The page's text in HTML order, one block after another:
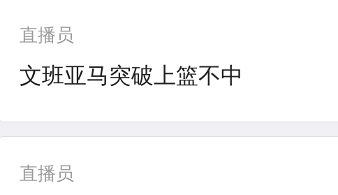
直播员
文班亚马突破上篮不中
直播员